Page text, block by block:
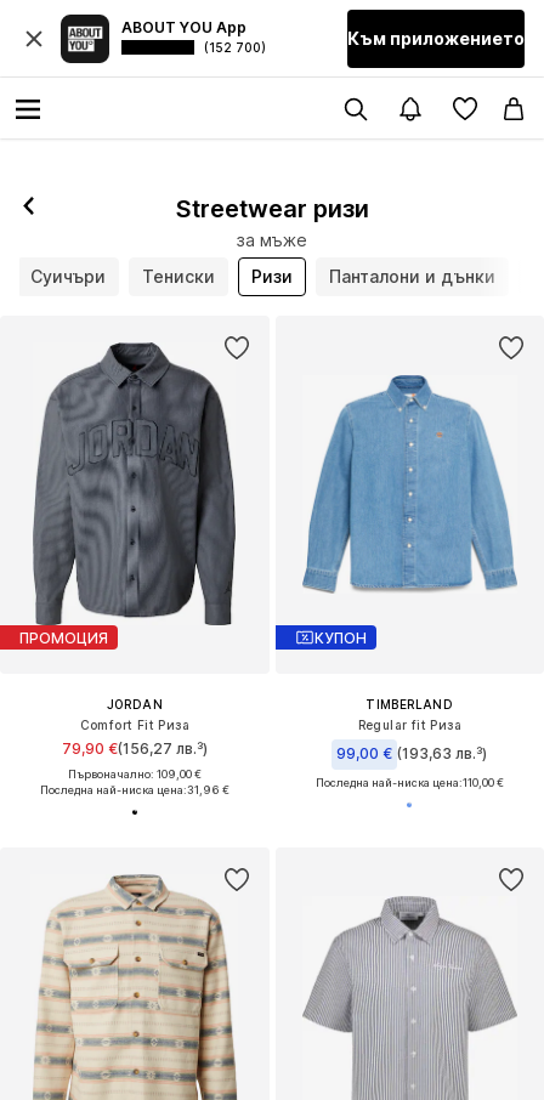
ABOUT YOU App
(152 700) Към приложението
Streetwear ризи
за мъже
Суичъри
Тениски Ризи Панталони и дънки
ПРОМОЦИЯ
JORDAN
Comfort Fit Риза
79,90 €(156,27 лв.³)
Първоначално: 109,00 €
Последна най-ниска цена:31,96 €
КУПОН
TIMBERLAND
Regular fit Риза
99,00 € (193,63 лв.³)
Последна най-ниска цена:110,00 €